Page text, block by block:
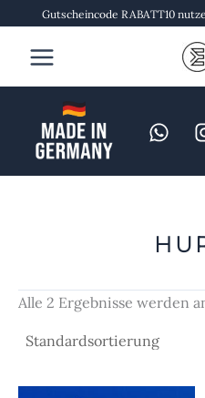
springen
Gutscheincode RABATT10
Alle 2 Ergebnisse werden